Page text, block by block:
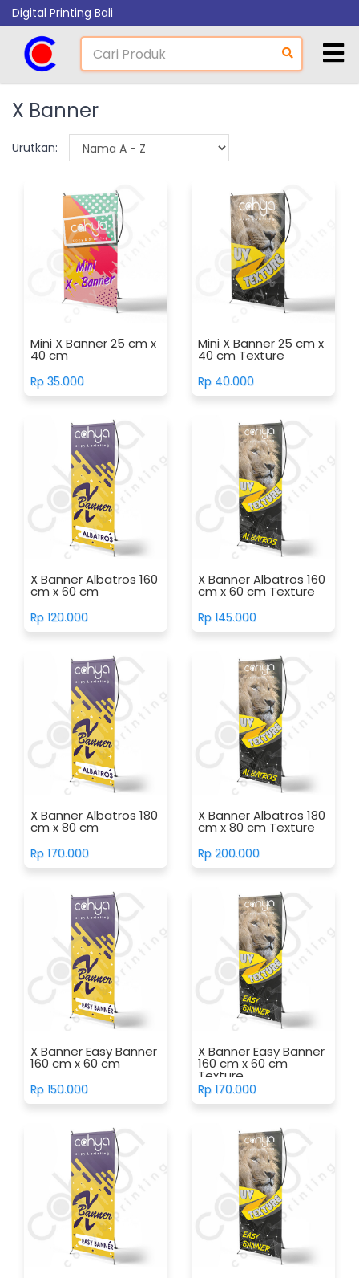
Digital Printing Bali
X Banner
Urutkan:
Mini X Banner 25 cm x
40 cm
Rp 35.000
Mini X Banner 25 cm x
40 cm Texture
Rp 40.000
X Banner Albatros 160
cm x 60 cm
Rp 120.000
X Banner Albatros 160
cm x 60 cm Texture
Rp 145.000
X Banner Albatros 180
cm x 80 cm
Rp 170.000
X Banner Albatros 180
cm x 80 cm Texture
Rp 200.000
X Banner Easy Banner
160 cm x 60 cm
Rp 150.000
X Banner Easy Banner
160 cm x 60 cm
Texture
Rp 170.000